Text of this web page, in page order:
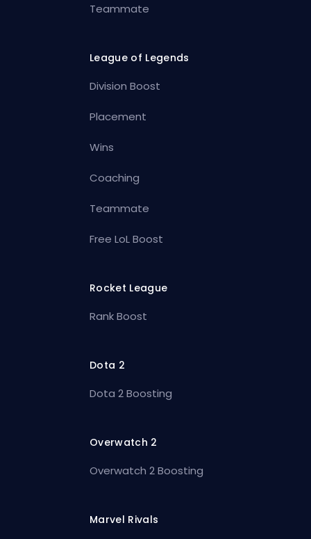
Teammate
League of Legends
Division Boost
Placement
Wins
Coaching
Teammate
Free LoL Boost
Rocket League
Rank Boost
Dota 2
Dota 2 Boosting
Overwatch 2
Overwatch 2 Boosting
Marvel Rivals